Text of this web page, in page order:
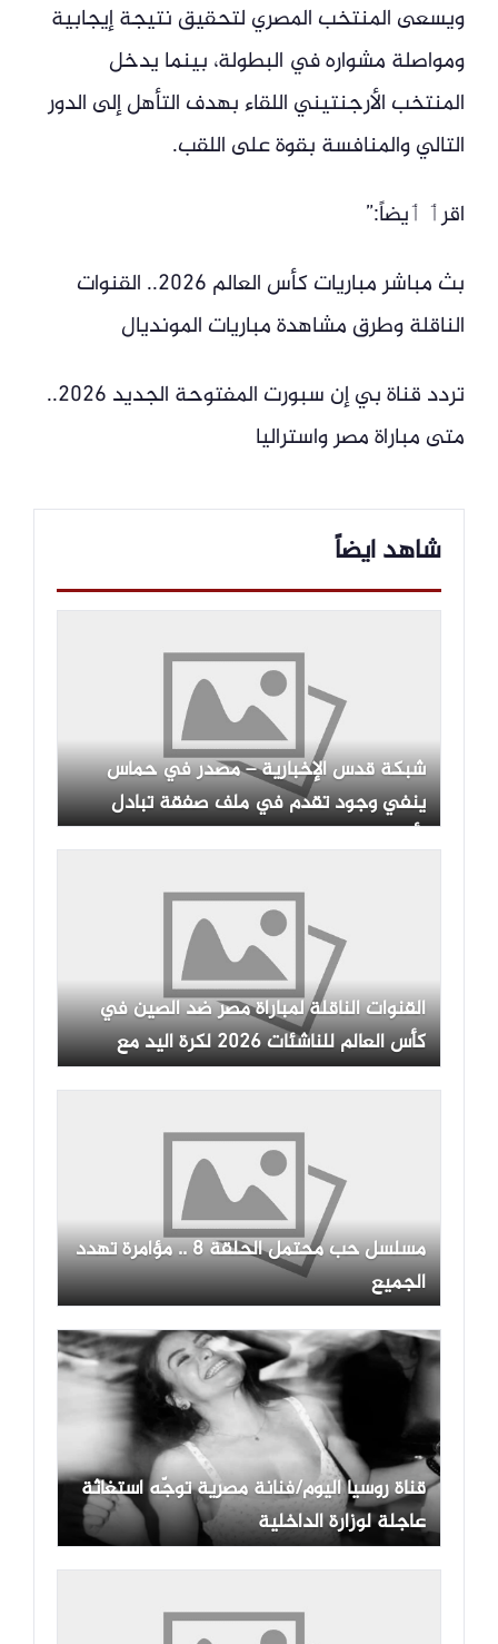
ويسعى المنتخب المصري لتحقيق نتيجة إيجابية
ومواصلة مشواره في البطولة، بينما يدخل
المنتخب الأرجنتيني اللقاء بهدف التأهل إلى الدور
التالي والمنافسة بقوة على اللقب.
اقرٲ ٲيضاً:”
بث مباشر مباريات كأس العالم 2026.. القنوات
الناقلة وطرق مشاهدة مباريات المونديال
تردد قناة بي إن سبورت المفتوحة الجديد 2026..
متى مباراة مصر واستراليا
شاهد ايضاً
شبكة قدس الإخبارية – مصدر في حماس
ينفي وجود تقدم في ملف صفقة تبادل
الأسرى مع الاحتلال
القنوات الناقلة لمباراة مصر ضد الصين في
كأس العالم للناشئات 2026 لكرة اليد مع
الموعد
مسلسل حب محتمل الحلقة 8 .. مؤامرة تهدد
الجميع
قناة روسيا اليوم/فنانة مصرية توجّه استغاثة
عاجلة لوزارة الداخلية